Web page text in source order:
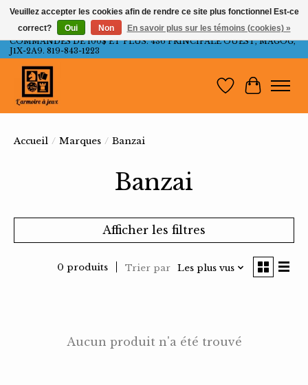
LIVRAISON GRATUITE AU QUÉBEC ET ONTARIO POUR LES
COMMANDES DE 100$ ET PLUS. 436 PRINCIPALE OUEST, MAGOG,
J1X-2A9. 819-843-1223
Liste dePanier
Accueil / Marques / Banzai
Banzai
Afficher les filtres
0 produits Trier par Les plus vus
Aucun produit n'a été trouvé
Veuillez accepter les cookies afin de rendre ce site plus fonctionnel Est-ce
correct?
Oui Non En savoir plus sur les témoins (cookies) »